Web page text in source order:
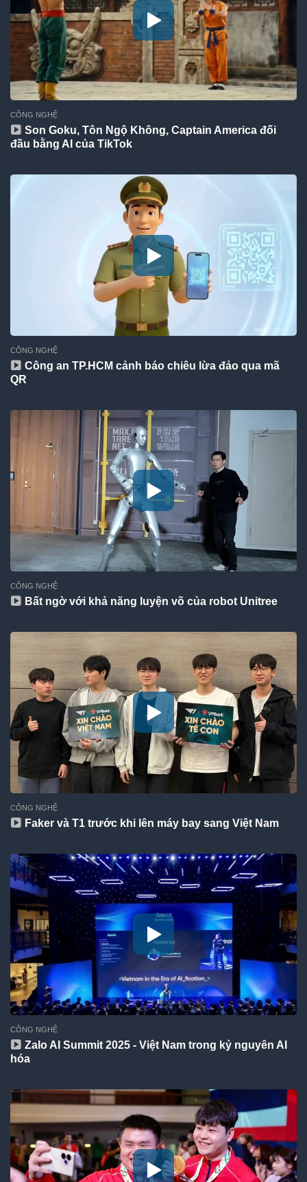
CÔNG NGHỆ
Son Goku, Tôn Ngộ Không, Captain America đối
đầu bằng AI của TikTok
CÔNG NGHỆ
Công an TP.HCM cảnh báo chiêu lừa đảo qua mã
QR
CÔNG NGHỆ
Bất ngờ với khả năng luyện võ của robot Unitree
CÔNG NGHỆ
Faker và T1 trước khi lên máy bay sang Việt Nam
CÔNG NGHỆ
Zalo AI Summit 2025 - Việt Nam trong kỷ nguyên AI
hóa